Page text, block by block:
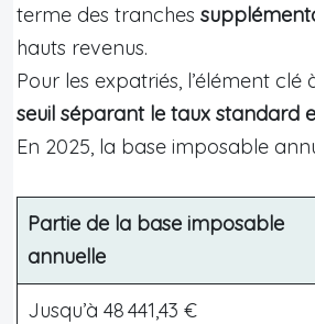
terme des tranches
hauts revenus.
Pour les expatriés, l’élément clé
seuil séparant le taux standard
En 2025, la base imposable
Partie de la base imposable
annuelle
Jusqu’à 48 441,43 €